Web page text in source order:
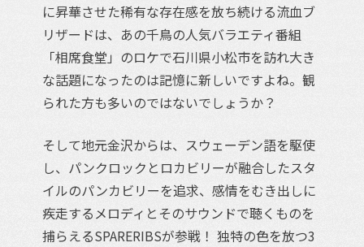
に昇華させた稀有な存在感を放ち続ける流血ブ
リザードは、あの千鳥の人気バラエティ番組
「相席食堂」のロケで石川県小松市を訪れ大き
な話題になったのは記憶に新しいですよね。観
られた方も多いのではないでしょうか？
そして地元金沢からは、スウェーデン語を駆使
し、パンクロックとロカビリーが融合したスタ
イルのパンカビリーを追求、感情をむき出しに
疾走するメロディとそのサウンドで聴くものを
捕らえるSPARERIBSが参戦！ 独特の色を放つ3